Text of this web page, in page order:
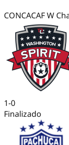
CONCACAF W
1-0
Finalizado